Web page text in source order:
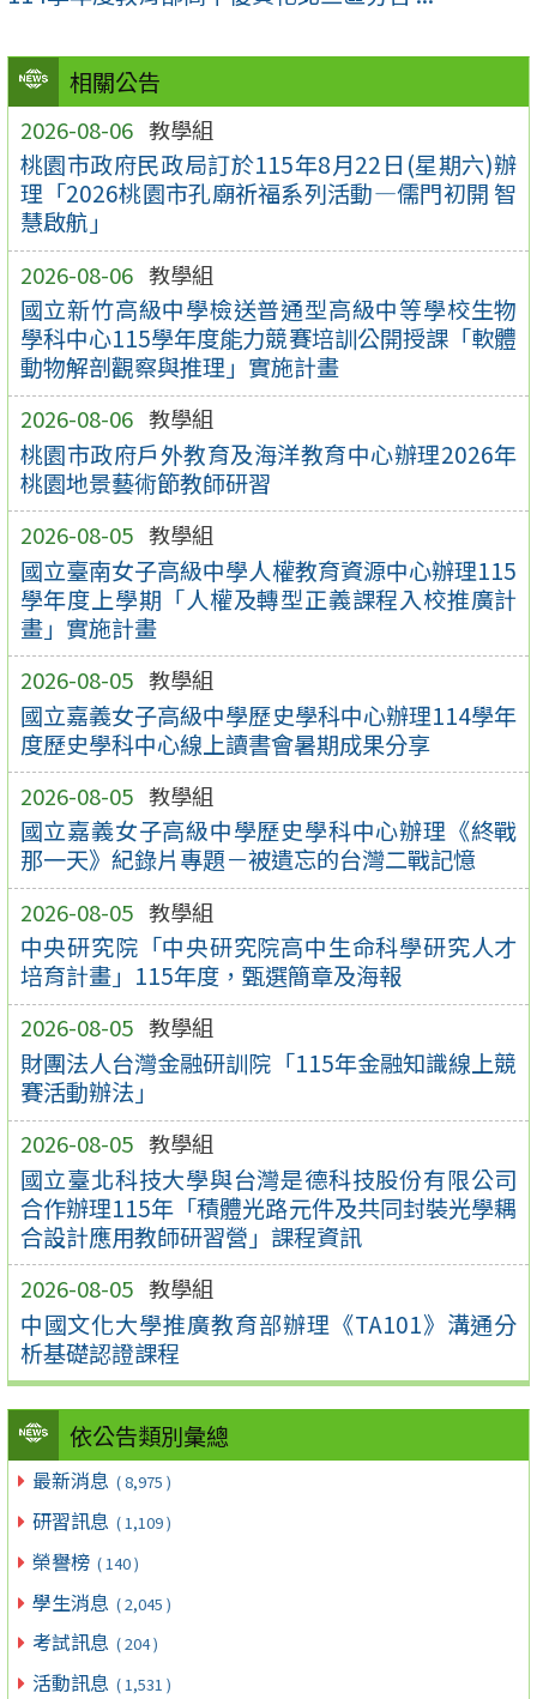
相關公告
2026-08-06 教學組
桃園市政府民政局訂於115年8月22日(星期六)辦
理「2026桃園市孔廟祈福系列活動—儒門初開 智
慧啟航」
2026-08-06 教學組
國立新竹高級中學檢送普通型高級中等學校生物
學科中心115學年度能力競賽培訓公開授課「軟體
動物解剖觀察與推理」實施計畫
2026-08-06 教學組
桃園市政府戶外教育及海洋教育中心辦理2026年
桃園地景藝術節教師研習
2026-08-05 教學組
國立臺南女子高級中學人權教育資源中心辦理115
學年度上學期「人權及轉型正義課程入校推廣計
畫」實施計畫
2026-08-05 教學組
國立嘉義女子高級中學歷史學科中心辦理114學年
度歷史學科中心線上讀書會暑期成果分享
2026-08-05 教學組
國立嘉義女子高級中學歷史學科中心辦理《終戰
那一天》紀錄片專題－被遺忘的台灣二戰記憶
2026-08-05 教學組
中央研究院「中央研究院高中生命科學研究人才
培育計畫」115年度，甄選簡章及海報
2026-08-05 教學組
財團法人台灣金融研訓院「115年金融知識線上競
賽活動辦法」
2026-08-05 教學組
國立臺北科技大學與台灣是德科技股份有限公司
合作辦理115年「積體光路元件及共同封裝光學耦
合設計應用教師研習營」課程資訊
2026-08-05 教學組
中國文化大學推廣教育部辦理《TA101》溝通分
析基礎認證課程
依公告類別彙總
最新消息 ( 8,975 )
研習訊息 ( 1,109 )
榮譽榜 ( 140 )
學生消息 ( 2,045 )
考試訊息 ( 204 )
活動訊息 ( 1,531 )